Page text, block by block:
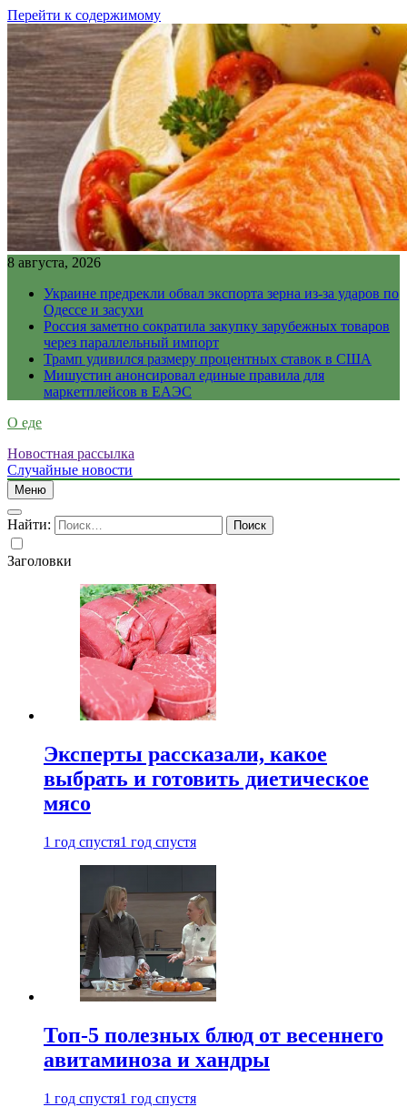
Перейти к содержимому
8 августа, 2026
Украине предрекли обвал экспорта зерна из-за ударов по
Одессе и засухи
Россия заметно сократила закупку зарубежных товаров
через параллельный импорт
Трамп удивился размеру процентных ставок в США
Мишустин анонсировал единые правила для
маркетплейсов в ЕАЭС
О еде
Новостная рассылка
Случайные новости
Меню
Найти:
Заголовки
Эксперты рассказали, какое
выбрать и готовить диетическое
мясо
1 год спустя1 год спустя
Топ-5 полезных блюд от весеннего
авитаминоза и хандры
1 год спустя1 год спустя